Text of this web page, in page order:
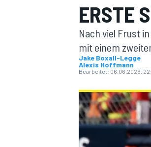
MOTOGP
ERSTE
Nach viel Frust
mit einem
Jake Boxall-Legge
Alexis Hoffmann
Bearbeitet: 06.06.2026,